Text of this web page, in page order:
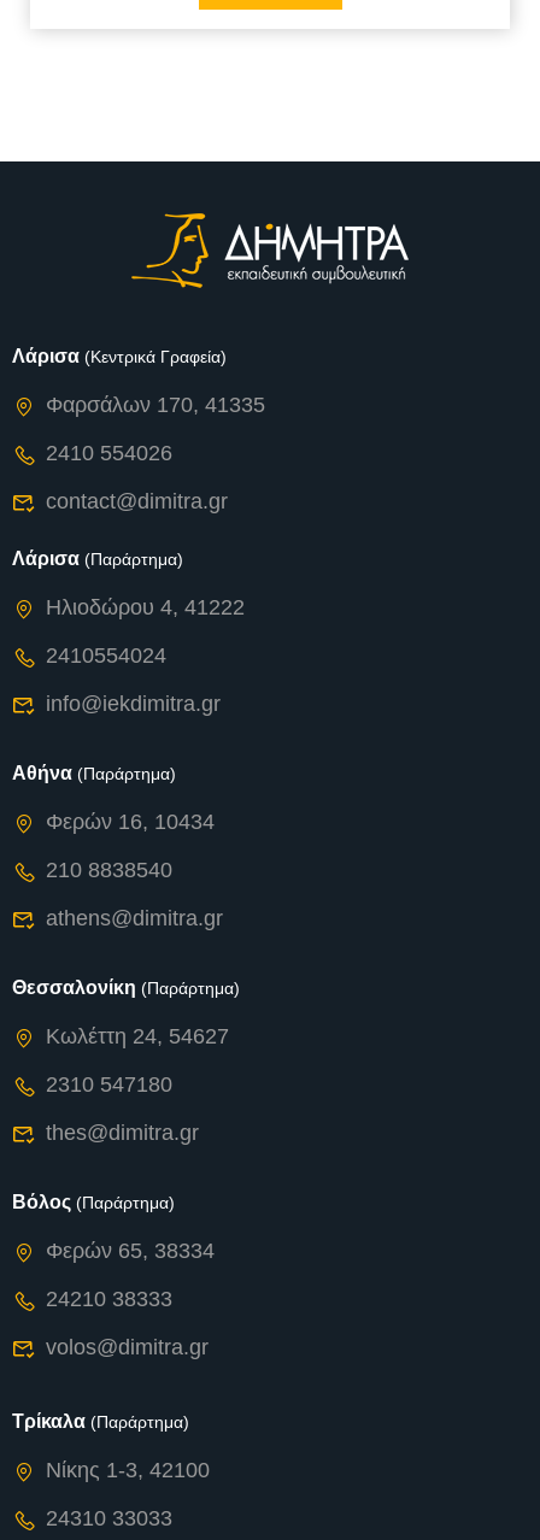
Λάρισα (Κεντρικά Γραφεία)
Φαρσάλων 170, 41335
2410 554026
contact@dimitra.gr
Λάρισα (Παράρτημα)
Ηλιοδώρου 4, 41222
2410554024
info@iekdimitra.gr
Αθήνα (Παράρτημα)
Φερών 16, 10434
210 8838540
athens@dimitra.gr
Θεσσαλονίκη (Παράρτημα)
Κωλέττη 24, 54627
2310 547180
thes@dimitra.gr
Βόλος (Παράρτημα)
Φερών 65, 38334
24210 38333
volos@dimitra.gr
Τρίκαλα (Παράρτημα)
Νίκης 1-3, 42100
24310 33033